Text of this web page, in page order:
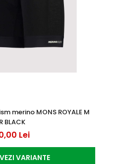
merino MONS ROYALE M
BLACK
Lei
VEZI VARIANTE